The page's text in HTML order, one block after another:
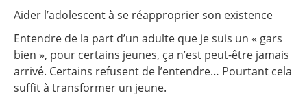
Aider l’adolescent à se réapproprier son existence
Entendre de la part d’un adulte que je suis un « gars
bien », pour certains jeunes, ça n’est peut-être jamais
arrivé. Certains refusent de l’entendre… Pourtant cela
suffit à transformer un jeune.